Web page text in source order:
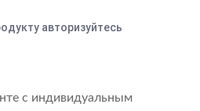
авторизуйтесь
с индивидуальным